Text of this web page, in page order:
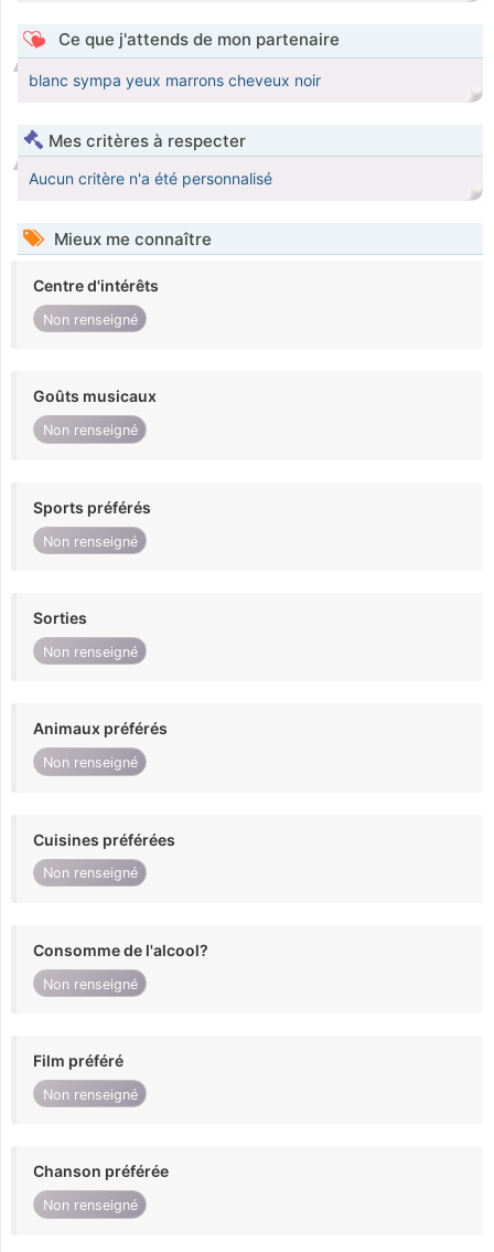
Ce que j'attends de mon partenaire
blanc sympa yeux marrons cheveux noir
Mes critères à respecter
Aucun critère n'a été personnalisé
Mieux me connaître
Centre d'intérêts
Non renseigné
Goûts musicaux
Non renseigné
Sports préférés
Non renseigné
Sorties
Non renseigné
Animaux préférés
Non renseigné
Cuisines préférées
Non renseigné
Consomme de l'alcool?
Non renseigné
Film préféré
Non renseigné
Chanson préférée
Non renseigné